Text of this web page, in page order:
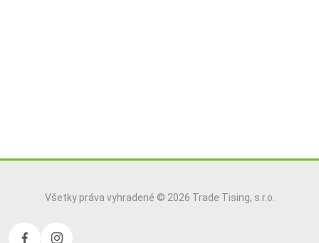
Všetky práva vyhradené © 2026 Trade Tising, s.r.o.